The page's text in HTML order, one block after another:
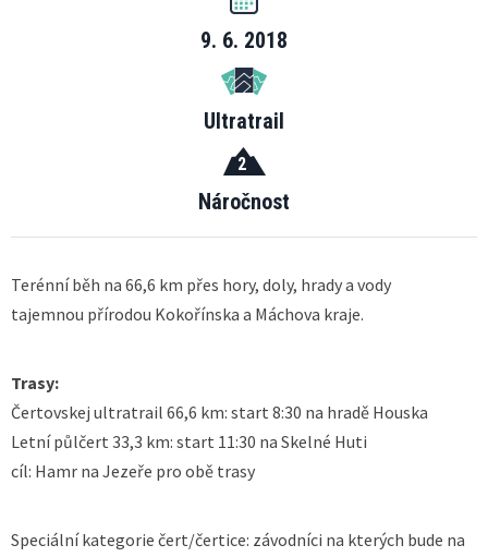
9. 6. 2018
Ultratrail
2
Náročnost
Terénní běh na 66,6 km přes hory, doly, hrady a vody
tajemnou přírodou Kokořínska a Máchova kraje.
Trasy:
Čertovskej ultratrail 66,6 km: start 8:30 na hradě Houska
Letní půlčert 33,3 km: start 11:30 na Skelné Huti
cíl: Hamr na Jezeře pro obě trasy
Speciální kategorie čert/čertice: závodníci na kterých bude na